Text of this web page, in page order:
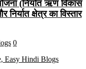
(निर्यात ऋण विकास
क्षेत्र का विस्तार
0